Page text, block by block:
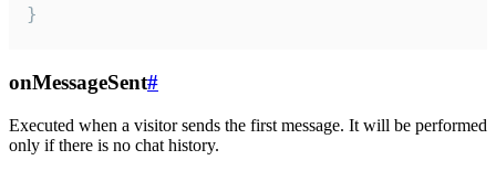
}
onMessageSent#
Executed when a visitor sends the first message. It will be performed
only if there is no chat history.